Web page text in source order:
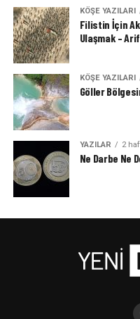
KÖŞE YAZILARI
Filistin İçin
Ulaşmak –
KÖŞE YAZILARI
Göller
YAZILAR 2
Ne Darbe Ne